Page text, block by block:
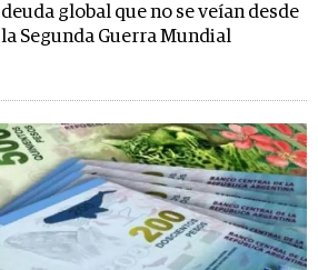
deuda global que no se veían desde
la Segunda Guerra Mundial